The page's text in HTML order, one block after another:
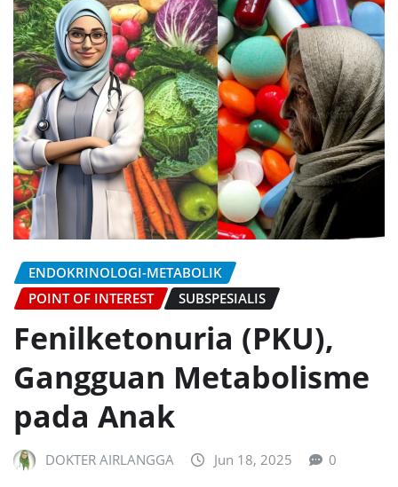
ENDOKRINOLOGI-METABOLIK
POINT OF INTEREST
SUBSPESIALIS
Fenilketonuria (PKU),
Gangguan Metabolisme
pada Anak
DOKTER AIRLANGGA Jun 18, 2025 0